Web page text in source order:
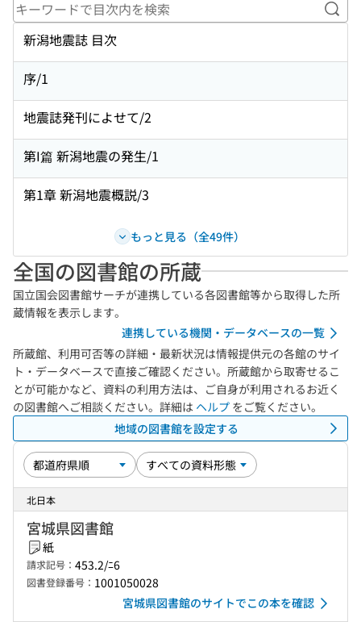
キ
新潟地震誌 目次
序/1
地震誌発刊によせて/2
第I篇 新潟地震の発生/1
第1章 新潟地震概説/3
もっと見る（全49件）
全国の図書館の所蔵
国立国会図書館サーチが連携している各図書館等から取得した所
蔵情報を表示します。
連携している機関・データベースの一覧
所蔵館、利用可否等の詳細・最新状況は情報提供元の各館のサイ
ト・データベースで直接ご確認ください。所蔵館から取寄せるこ
とが可能かなど、資料の利用方法は、ご自身が利用されるお近く
の図書館へご相談ください。詳細は ヘルプ をご覧ください。
地域の図書館を設定する
北日本
宮城県図書館
紙
請求記号： 453.2/ﾆ6
図書登録番号： 1001050028
宮城県図書館のサイトでこの本を確認